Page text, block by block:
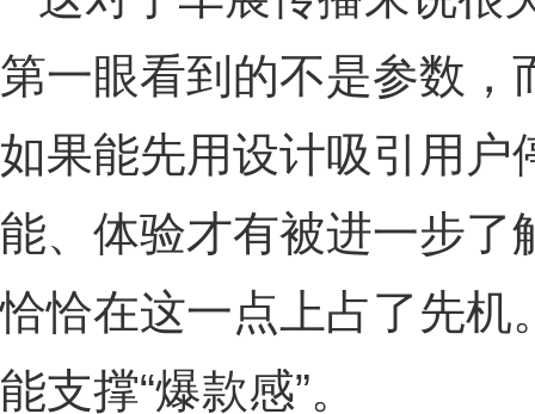
第一眼看到的不是参数，
如果能先用设计吸引用户
能、体验才有被进一步了
恰恰在这一点上占了先机
能支撑“爆款感”。